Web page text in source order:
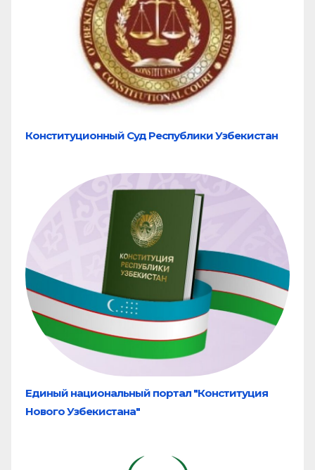
Конституционный Суд Республики Узбекистан
Единый национальный портал "Конституция
Нового Узбекистана"